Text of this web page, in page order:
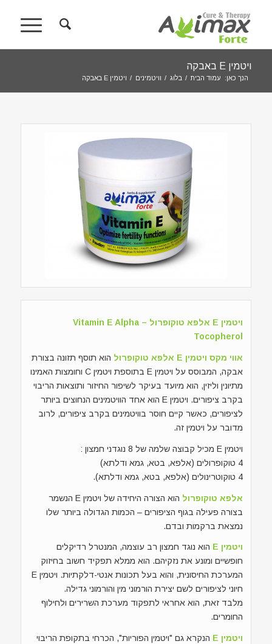
ויטמין E באבקה
הנך כאן: עמוד הבית / בלוג / וויטמינים / ויטמין E באבקה
ויטמין E אלפא טוקופרול – Vitamin E Alpha
Tocopherol
אווי מקס ויטמין E אלפא טוקופרול
הוא תוסף תזונה בצורת
אבקה, המבוסס על ויטמין E בתוספת ויטמין C וחומצות האמינו
מתיונין וליזין, הוא מיועד בעיקר לשיפור החיזור ותוצאות הריבוי
בקרב ציפורים. ויטמין E הוא אחד הוויטמינים הנחוצים ביותר
לציפורים, כאשר קיים חוסר בוויטמינים בקרב ציפורים, לרוב
מדובר על ויטמין זה.
ויטמין E מכיל קבוצה שלמה של 8 נוגדני חמצון :
4 טוקופרולים (אלפא, בטא, גמא ודלתא)
4 טוקוטרינולים (אלפא, בטא, גמא ודלתא).
אלפא טוקופרול
הוא הצורה היחידה של ויטמין E הנשמר
בצורה פעילה בגוף הציפורים – הכמות הגדולה ביותר שלו
נמצאת ברקמות ובדם.
ויטמין E
הוא נוגד חמצון רב עוצמה, המנטרל רדיקלים
חופשיים ומונע את נזקיהם. הוא ממלא תפקיד חשוב בחיזוק
המערכת החיסונית, והוא בעל תכונות אנטי-דלקתיות. ויטמין E
חיוני לציפורים לשם יצירת הורמוני מין והורמוני גדילה.
מלבד זאת, הוא אחראי לתפקוד מערכת השרירים ולחילוף
החומרים.
ויטמין E
הנקרא גם "ויטמין הפוריות", הכרחי בתקופת הריבוי